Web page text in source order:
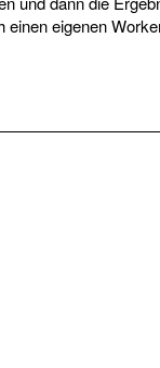
eigenen